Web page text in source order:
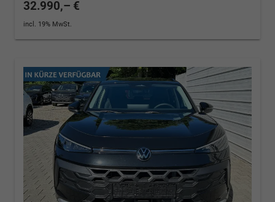
32.990,– €
incl. 19% MwSt.